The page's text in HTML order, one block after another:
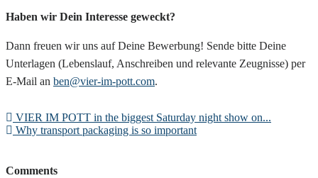
Haben wir Dein Interesse geweckt?
Dann freuen wir uns auf Deine Bewerbung! Sende bitte Deine
Unterlagen (Lebenslauf, Anschreiben und relevante Zeugnisse) per
E-Mail an ben@vier-im-pott.com.
VIER IM POTT in the biggest Saturday night show on...
Why transport packaging is so important
Comments